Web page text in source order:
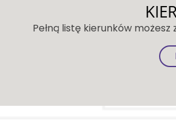
Pełną listę kierunków